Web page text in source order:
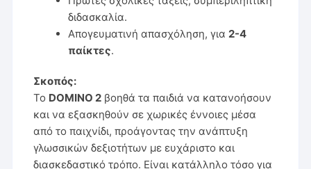
διδασκαλία.
Απογευματινή απασχόληση, για 2-4
παίκτες.
Σκοπός:
Το DOMINO 2 βοηθά τα παιδιά να κατανοήσουν
και να εξασκηθούν σε χωρικές έννοιες μέσα
από το παιχνίδι, προάγοντας την ανάπτυξη
γλωσσικών δεξιοτήτων με ευχάριστο και
διασκεδαστικό τρόπο. Είναι κατάλληλο τόσο για